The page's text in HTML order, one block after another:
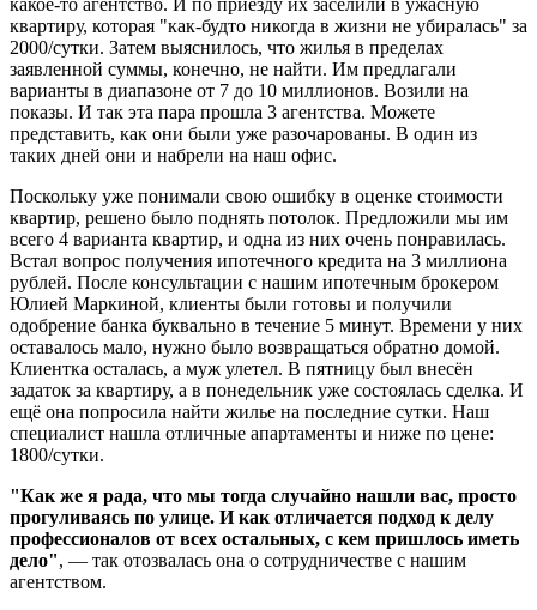
квартиру, которая "как-будто никогда в жизни не убиралась" за
2000/сутки. Затем выяснилось, что жилья в пределах
заявленной суммы, конечно, не найти. Им предлагали
варианты в диапазоне от 7 до 10 миллионов. Возили на
показы. И так эта пара прошла 3 агентства. Можете
представить, как они были уже разочарованы. В один из
таких дней они и набрели на наш офис.
Поскольку уже понимали свою ошибку в оценке стоимости
квартир, решено было поднять потолок. Предложили мы им
всего 4 варианта квартир, и одна из них очень понравилась.
Встал вопрос получения ипотечного кредита на 3 миллиона
рублей. После консультации с нашим ипотечным брокером
Юлией Маркиной, клиенты были готовы и получили
одобрение банка буквально в течение 5 минут. Времени у них
оставалось мало, нужно было возвращаться обратно домой.
Клиентка осталась, а муж улетел. В пятницу был внесён
задаток за квартиру, а в понедельник уже состоялась сделка. И
ещё она попросила найти жилье на последние сутки. Наш
специалист нашла отличные апартаменты и ниже по цене:
1800/сутки.
"Как же я рада, что мы тогда случайно нашли вас, просто
прогуливаясь по улице. И как отличается подход к делу
профессионалов от всех остальных, с кем пришлось иметь
дело", — так отозвалась она о сотрудничестве с нашим
агентством.